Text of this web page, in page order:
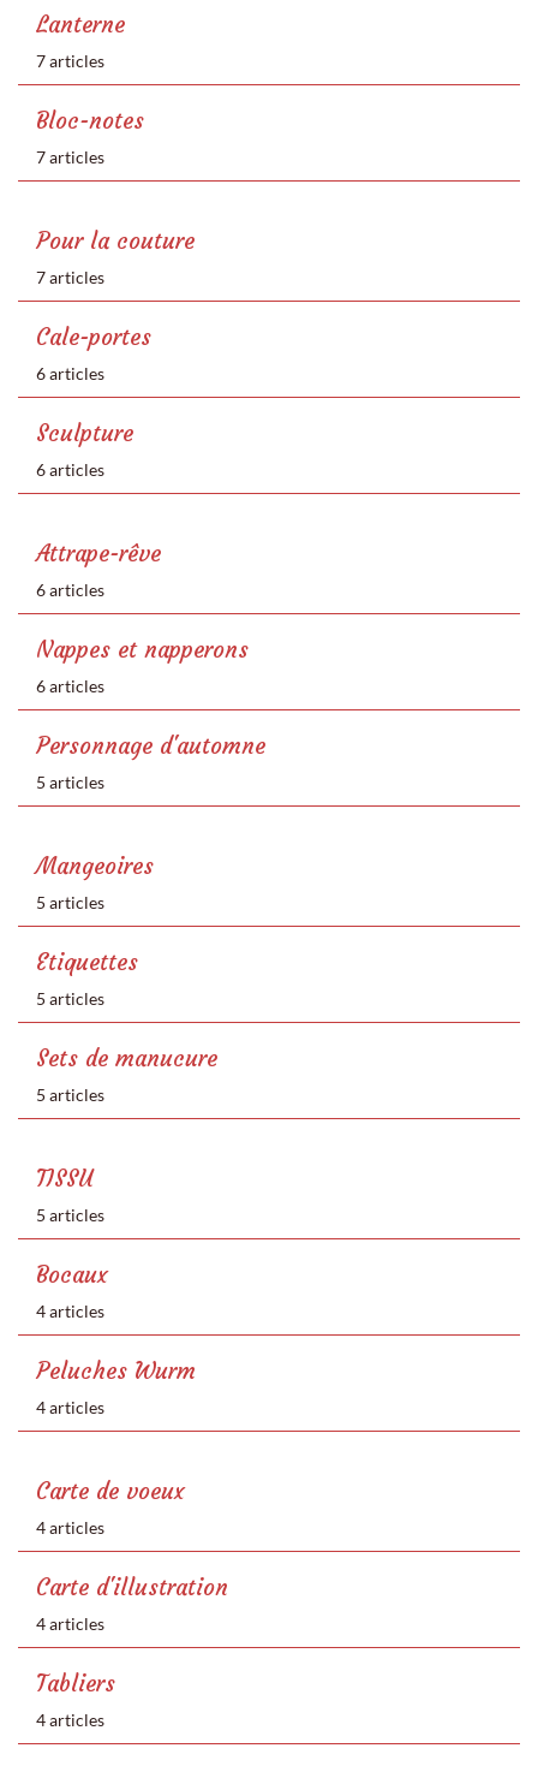
Lanterne
7 articles
Bloc-notes
7 articles
Pour la couture
7 articles
Cale-portes
6 articles
Sculpture
6 articles
Attrape-rêve
6 articles
Nappes et napperons
6 articles
Personnage d'automne
5 articles
Mangeoires
5 articles
Etiquettes
5 articles
Sets de manucure
5 articles
TISSU
5 articles
Bocaux
4 articles
Peluches Wurm
4 articles
Carte de voeux
4 articles
Carte d'illustration
4 articles
Tabliers
4 articles